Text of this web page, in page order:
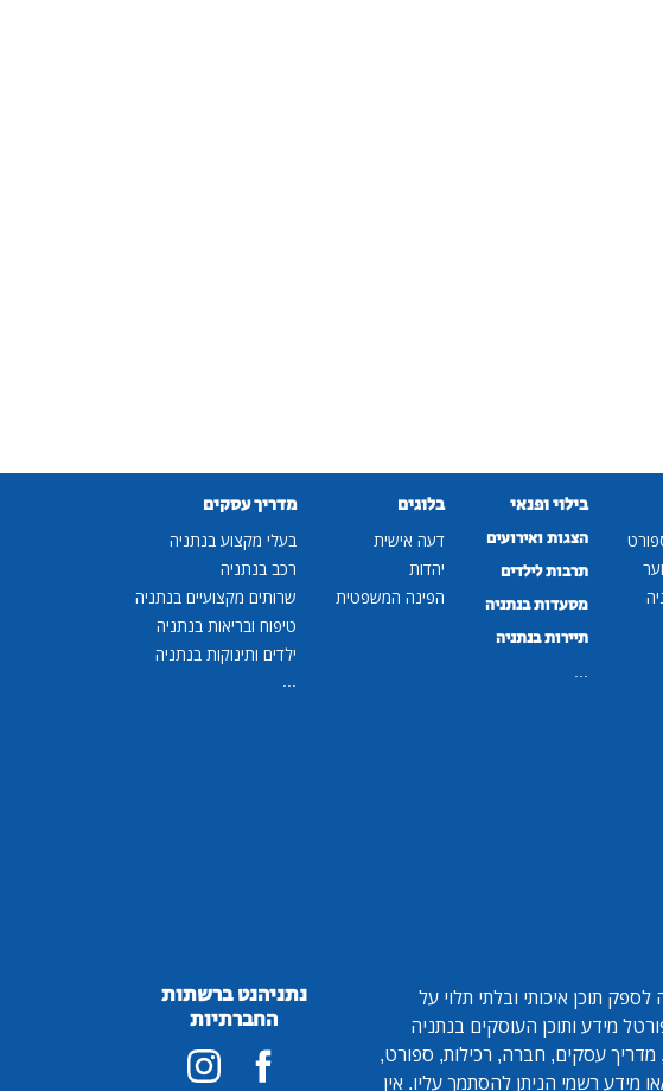
בילוי ופנאי
הצגות ואירועים
תרבות לילדים
מסעדות בנתניה
תיירות בנתניה
...
בלוגים
דעה אישית
יהדות
הפינה המשפטית
מדריך עסקים
בעלי מקצוע בנתניה
רכב בנתניה
שרותים מקצועיים בנתניה
טיפוח ובריאות בנתניה
ילדים ותינוקות בנתניה
...
תוכן איכותי ובלתי תלוי על
מידע ותוכן העוסקים בנתניה
מדריך עסקים, חברה, רכילות, ספורט,
מידע רשמי הניתן להסתמך עליו. אין
נתניהנט ברשתות
החברתיות